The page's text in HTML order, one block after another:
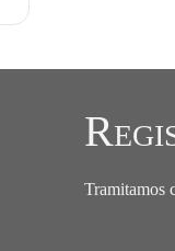
Tramitamos